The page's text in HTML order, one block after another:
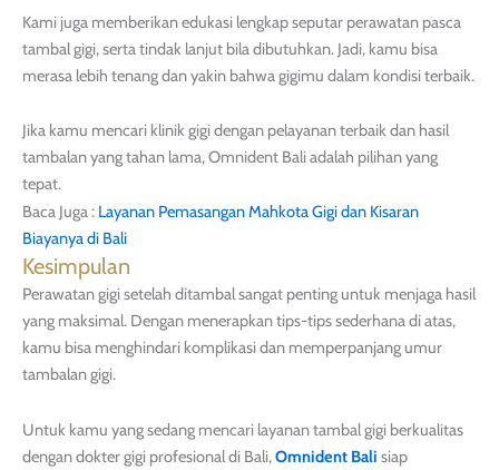
Kami juga memberikan edukasi lengkap seputar perawatan pasca
tambal gigi, serta tindak lanjut bila dibutuhkan. Jadi, kamu bisa
merasa lebih tenang dan yakin bahwa gigimu dalam kondisi terbaik.
Jika kamu mencari klinik gigi dengan pelayanan terbaik dan hasil
tambalan yang tahan lama, Omnident Bali adalah pilihan yang
tepat.
Baca Juga : Layanan Pemasangan Mahkota Gigi dan Kisaran
Biayanya di Bali
Kesimpulan
Perawatan gigi setelah ditambal sangat penting untuk menjaga hasil
yang maksimal. Dengan menerapkan tips-tips sederhana di atas,
kamu bisa menghindari komplikasi dan memperpanjang umur
tambalan gigi.
Untuk kamu yang sedang mencari layanan tambal gigi berkualitas
dengan dokter gigi profesional di Bali,Omnident Bali siap